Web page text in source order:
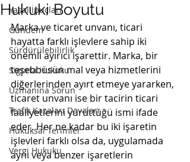
Yasal İpuçları
Gündem
Sürdürülebilirlik
Sigorta Hukuku
Uzmanına Sorun
Trafik Kazaları Davaları
Hukuksal Terimler
Vergi Hukuku
Hukuki Boyutu
Marka ve ticaret unvanı, ticari
hayatta farklı işlevlere sahip iki
önemli ayırıcı işarettir. Marka, bir
teşebbüsün mal veya hizmetlerini
diğerlerinden ayırt etmeye yararken,
ticaret unvanı ise bir tacirin ticari
faaliyetlerini yürüttüğü ismi ifade
eder. Her ne kadar bu iki işaretin
işlevleri farklı olsa da, uygulamada
aynı veya benzer işaretlerin